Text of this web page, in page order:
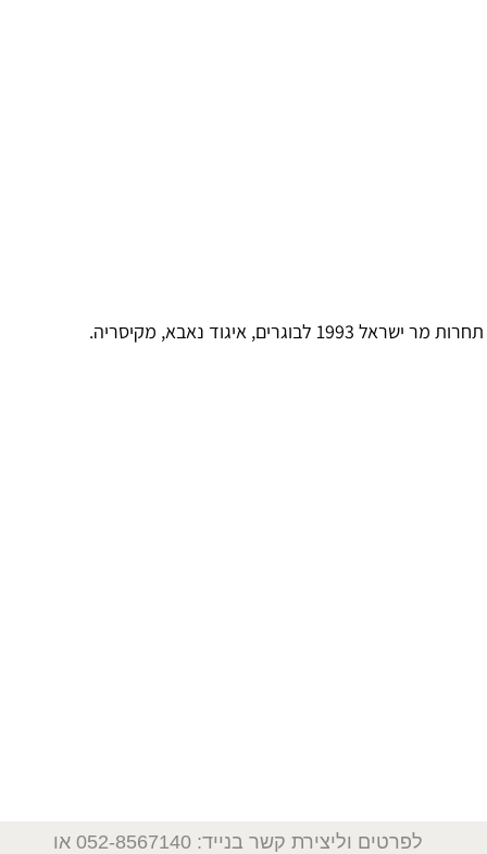
לבוגרים, איגוד נאבא, מקיסריה.
לפרטים וליצירת קשר בנייד: 052-8567140
או